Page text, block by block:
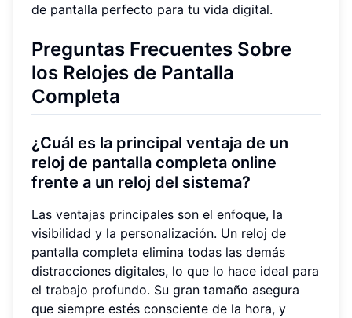
de pantalla perfecto para tu vida digital.
Preguntas Frecuentes Sobre
los Relojes de Pantalla
Completa
¿Cuál es la principal ventaja de un
reloj de pantalla completa online
frente a un reloj del sistema?
Las ventajas principales son el enfoque, la
visibilidad y la personalización. Un reloj de
pantalla completa elimina todas las demás
distracciones digitales, lo que lo hace ideal para
el trabajo profundo. Su gran tamaño asegura
que siempre estés consciente de la hora, y